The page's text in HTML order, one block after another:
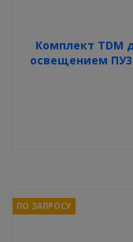
Комплект TDM
освещением
ПО ЗАПРОСУ